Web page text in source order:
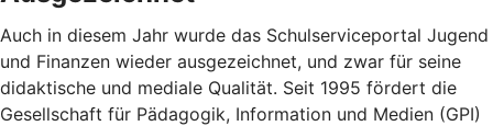
Auch in diesem Jahr wurde das Schulserviceportal Jugend
und Finanzen wieder ausgezeichnet, und zwar für seine
didaktische und mediale Qualität. Seit 1995 fördert die
Gesellschaft für Pädagogik, Information und Medien (GPI)